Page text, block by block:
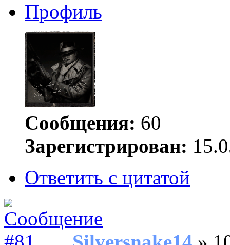
Профиль
Сообщения: 60
Зарегистрирован:
Ответить с цитатой